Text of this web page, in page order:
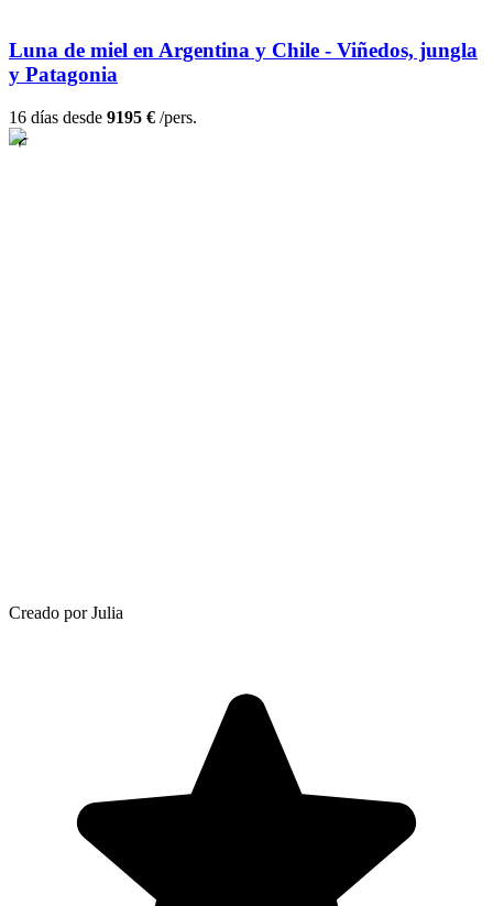
Luna de miel en Argentina y Chile - Viñedos, jungla
y Patagonia
16 días desde 9195 € /pers.
Creado por Julia